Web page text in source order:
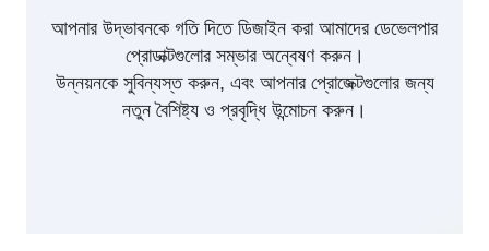
আপনার উদ্ভাবনকে গতি দিতে ডিজাইন করা আমাদের ডেভেলপার
প্রোডাক্টগুলোর সম্ভার অন্বেষণ করুন।
উন্নয়নকে সুবিন্যস্ত করুন, এবং আপনার প্রোজেক্টগুলোর জন্য
নতুন বৈশিষ্ট্য ও প্রবৃদ্ধি উন্মোচন করুন।